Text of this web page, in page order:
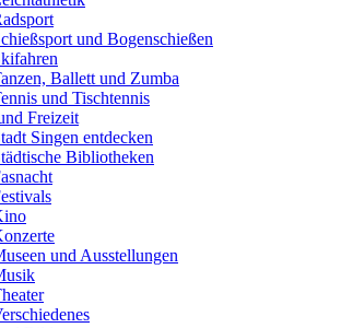
und Bogenschießen
Ballett und Zumba
und Tischtennis
Freizeit
Singen entdecken
Bibliotheken
und Ausstellungen